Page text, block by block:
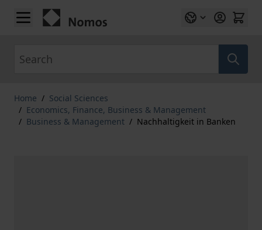
Skip to Content
Home / Social Sciences
/ Economics, Finance, Business & Management
/ Business & Management / Nachhaltigkeit in Banken